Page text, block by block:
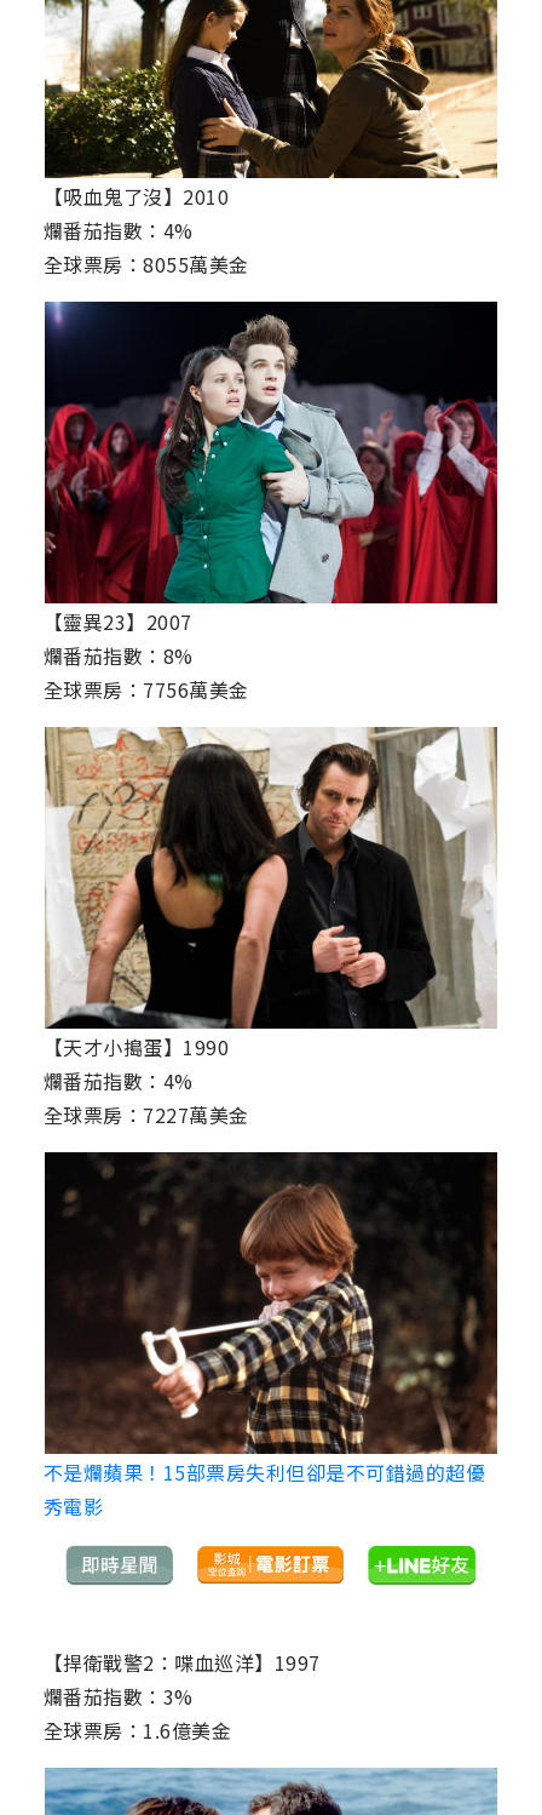
【吸血鬼了沒】2010
爛番茄指數：4%
全球票房：8055萬美金
【靈異23】2007
爛番茄指數：8%
全球票房：7756萬美金
【天才小搗蛋】1990
爛番茄指數：4%
全球票房：7227萬美金
不是爛蘋果！15部票房失利但卻是不可錯過的超優
秀電影
【捍衛戰警2：喋血巡洋】1997
爛番茄指數：3%
全球票房：1.6億美金